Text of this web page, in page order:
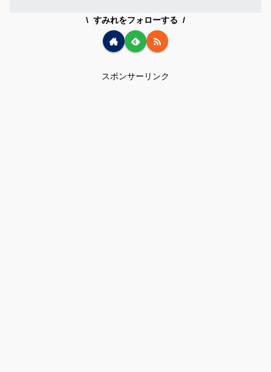
すみれをフォローする
スポンサーリンク